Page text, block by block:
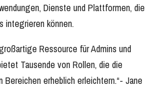
Dienste und Plattformen, die
integrieren können.
Ressource für Admins und
Tausende von Rollen, die die
erheblich erleichtern.“- Jane